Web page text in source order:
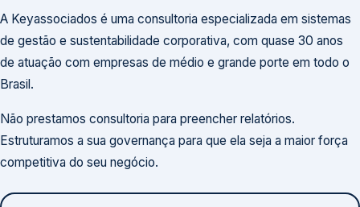
A Keyassociados é uma consultoria especializada em sistemas
de gestão e sustentabilidade corporativa, com quase 30 anos
de atuação com empresas de médio e grande porte em todo o
Brasil.
Não prestamos consultoria para preencher relatórios.
Estruturamos a sua governança para que ela seja a maior força
competitiva do seu negócio.